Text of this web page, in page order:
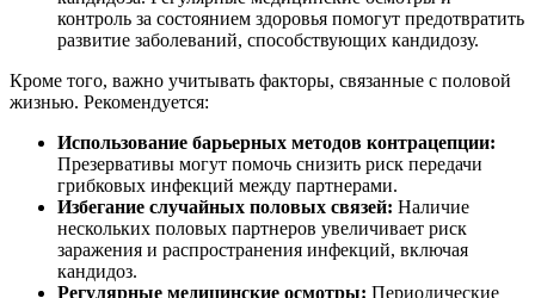
контроль за состоянием здоровья помогут предотвратить
развитие заболеваний, способствующих кандидозу.
Кроме того, важно учитывать факторы, связанные с половой
жизнью. Рекомендуется:
Использование барьерных методов контрацепции:
Презервативы могут помочь снизить риск передачи
грибковых инфекций между партнерами.
Избегание случайных половых связей: Наличие
нескольких половых партнеров увеличивает риск
заражения и распространения инфекций, включая
кандидоз.
Регулярные медицинские осмотры: Периодические